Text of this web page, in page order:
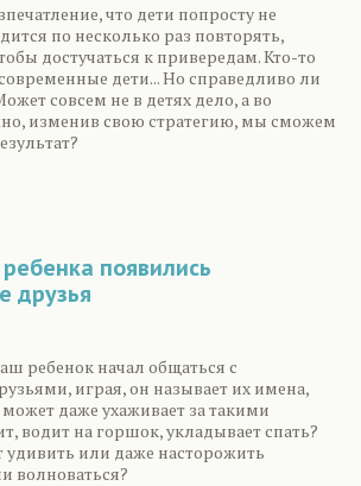
что дети попросту не
по несколько раз повторять,
достучаться к привередам. Кто-то
дети... Но справедливо ли
совсем не в детях дело, а во
изменив свою стратегию, мы сможем
появились
друзья
ребенок начал общаться с
играя, он называет их имена,
даже ухаживает за такими
водит на горшок, укладывает спать?
удивить или даже насторожить
волноваться?